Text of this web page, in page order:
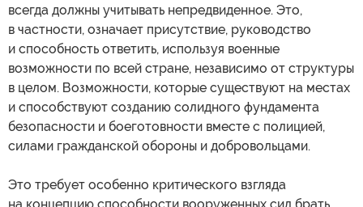
всегда должны учитывать непредвиденное. Это,
в частности, означает присутствие, руководство
и способность ответить, используя военные
возможности по всей стране, независимо от структуры
в целом. Возможности, которые существуют на местах
и способствуют созданию солидного фундамента
безопасности и боеготовности вместе с полицией,
силами гражданской обороны и добровольцами.
Это требует особенно критического взгляда